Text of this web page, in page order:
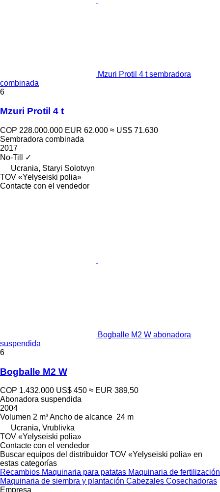
Mzuri Protil 4 t sembradora
combinada
6
Mzuri Protil 4 t
COP 228.000.000 EUR 62.000 ≈ US$ 71.630
Sembradora combinada
2017
No-Till
✓
Ucrania, Staryi Solotvyn
TOV «Yelyseiski polia»
Contacte con el vendedor
Bogballe M2 W abonadora
suspendida
6
Bogballe M2 W
COP 1.432.000 US$ 450 ≈ EUR 389,50
Abonadora suspendida
2004
Volumen 2 m³Ancho de alcance 24 m
Ucrania, Vrublivka
TOV «Yelyseiski polia»
Contacte con el vendedor
Buscar equipos del distribuidor TOV «Yelyseiski polia» en
estas categorías
Recambios Maquinaria para patatas Maquinaria de fertilización
Maquinaria de siembra y plantación Cabezales Cosechadoras
Empresa